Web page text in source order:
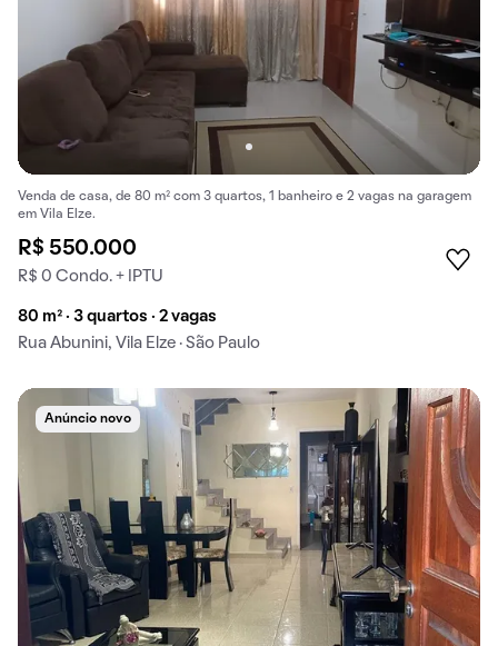
Venda de casa, de 80 m² com 3 quartos, 1 banheiro e 2 vagas na garagem
em Vila Elze.
R$ 550.000
R$ 0 Condo. + IPTU
80 m² · 3 quartos · 2 vagas
Rua Abunini, Vila Elze · São Paulo
Anúncio novo